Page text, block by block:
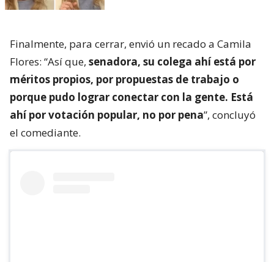
Finalmente, para cerrar, envió un recado a Camila
Flores: “Así que, senadora, su colega ahí está por
méritos propios, por propuestas de trabajo o
porque pudo lograr conectar con la gente. Está
ahí por votación popular, no por pena”, concluyó
el comediante.